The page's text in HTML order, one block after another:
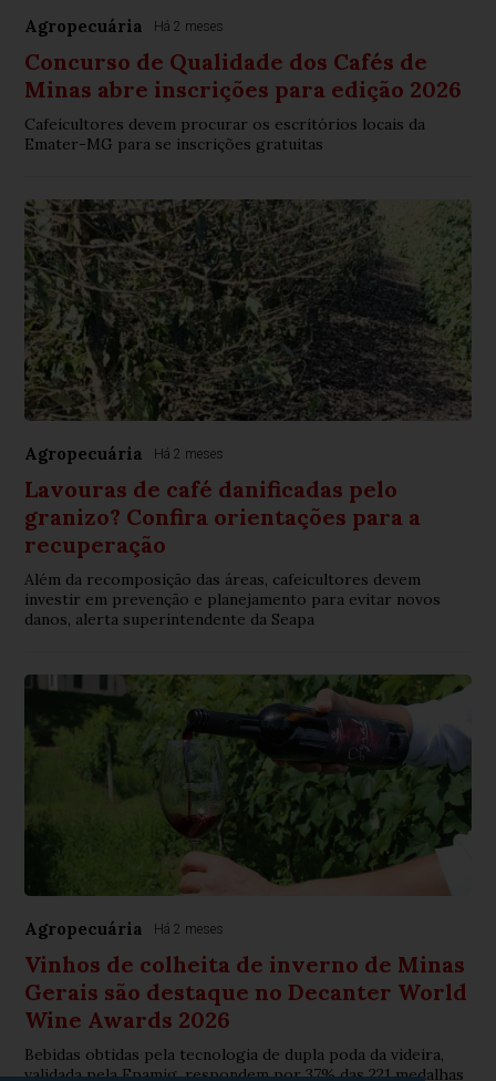
Agropecuária Há 2 meses
Concurso de Qualidade dos Cafés de
Minas abre inscrições para edição 2026
Cafeicultores devem procurar os escritórios locais da
Emater-MG para se inscrições gratuitas
Agropecuária Há 2 meses
Lavouras de café danificadas pelo
granizo? Confira orientações para a
recuperação
Além da recomposição das áreas, cafeicultores devem
investir em prevenção e planejamento para evitar novos
danos, alerta superintendente da Seapa
Agropecuária Há 2 meses
Vinhos de colheita de inverno de Minas
Gerais são destaque no Decanter World
Wine Awards 2026
Bebidas obtidas pela tecnologia de dupla poda da videira,
validada pela Epamig, respondem por 37% das 221 medalhas